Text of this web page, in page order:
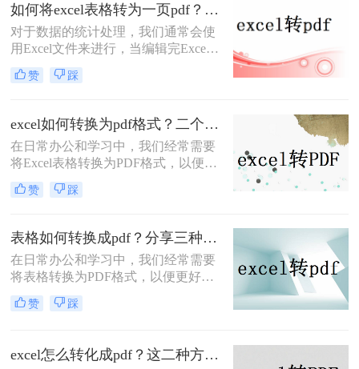
格式稳定性和易于分享的特点，使得
它成为表格转换的理想选择。那么表
格如何转换成pdf呢？本文将介绍三种
将表格转换为PDF的实用方法，帮助
您轻松实现表格的格式化输出。
如何将excel表格转为一页pdf？这里给你分享这二种操作方法!
对于数据的统计处理，我们通常会使
用Excel文件来进行，当编辑完Excel
文件后，如果要将Excel文件转换为
PDF文件，我们应该怎么做？怎样把
就来给大家介绍一下excel转pdf的方
法。
赞 踩
excel如何转换为pdf格式？二个简单的方法教大家！
在日常办公和学习中，我们经常需要
将Excel表格转换为PDF格式，以便于
分享、打印或存档。PDF文件具有跨
平台性、不易被篡改的特点，能够确
将详细介绍excel如何转换为pdf格式的
方法，帮助您轻松完成这一操作。
赞 踩
表格如何转换成pdf？分享三种简单好用的方法！
​在日常办公和学习中，我们经常需要
将表格转换为PDF格式，以便更好地
共享、打印或保存文件。PDF格式具
有跨平台、不易被篡改的特点，能够
查看时保持不变。那么表格如何转换
成pdf呢？本文将介绍三种将表格转换
赞 踩
excel怎么转化成pdf？这二种方法你可以试试！